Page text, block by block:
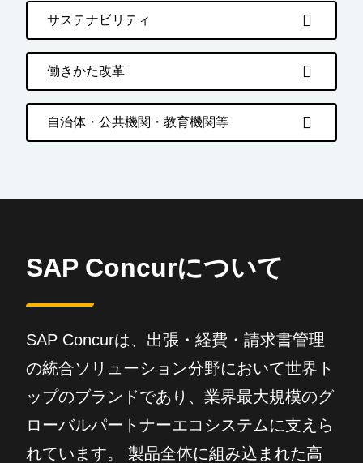
サステナビリティ
働きかた改革
自治体・公共機関・教育機関等
SAP Concurについて
SAP Concurは、出張・経費・請求書管理
の統合ソリューション分野において世界ト
ップのブランドであり、業界最大規模のグ
ローバルパートナーエコシステムに支えら
れています。 製品全体に組み込まれた高